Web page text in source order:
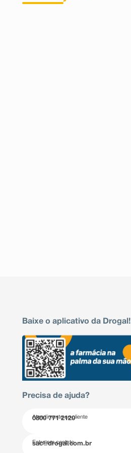
Baixe o aplicativo da Drogal!
Precisa de ajuda?
Atendimento ao cliente
0800 771 2120
Entre em contato
sac@drogal.com.br